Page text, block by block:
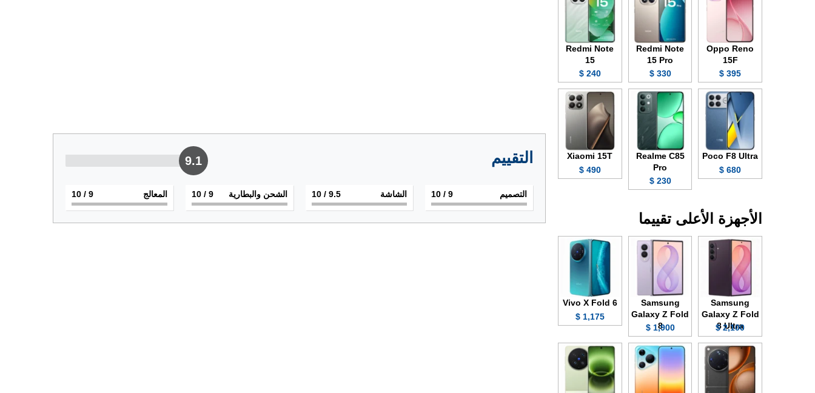
التقييم 9.1
التصميم 9
/ 10 الشاشة 9.5
/ 10 الشحن والبطارية 9
/ 10 المعالج 9
/ 10
Oppo Reno
15F
395 $
Redmi Note
15 Pro
330 $
Redmi Note
15
240 $
Poco F8 Ultra
680 $
Realme C85
Pro
230 $
Xiaomi 15T
490 $
الأجهزة الأعلى تقييما
Samsung
Galaxy Z Fold
8 Ultra
2,100 $
Samsung
Galaxy Z Fold
8
1,900 $
Vivo X Fold 6
1,175 $